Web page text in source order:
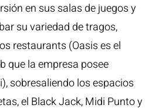
en sus salas de juegos y
su variedad de tragos,
restaurants (Oasis es el
que la empresa posee
sobresaliendo los espacios
el Black Jack, Midi Punto y